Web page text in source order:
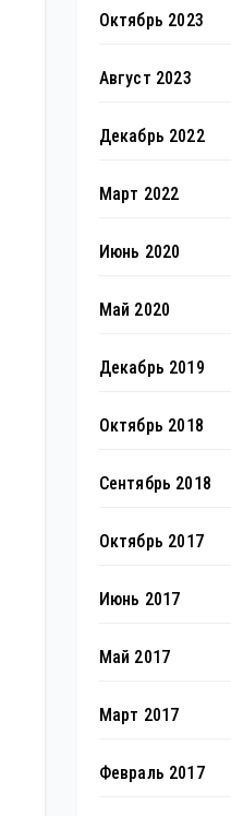
Октябрь 2023
Август 2023
Декабрь 2022
Март 2022
Июнь 2020
Май 2020
Декабрь 2019
Октябрь 2018
Сентябрь 2018
Октябрь 2017
Июнь 2017
Май 2017
Март 2017
Февраль 2017